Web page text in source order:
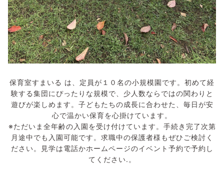
保育室すまいる は、定員が１０名の小規模園です。初めて経
験する集団にぴったりな規模で、少人数ならではの関わりと
遊びが楽しめます。子どもたちの成長に合わせた、毎日が安
心で温かい保育を心掛けています。
※ただいま全年齢の入園を受け付けています。手続き完了次第
月途中でも入園可能です。求職中の保護者様もぜひご検討く
ださい。見学は電話かホームページのイベント予約で予約し
てください.。